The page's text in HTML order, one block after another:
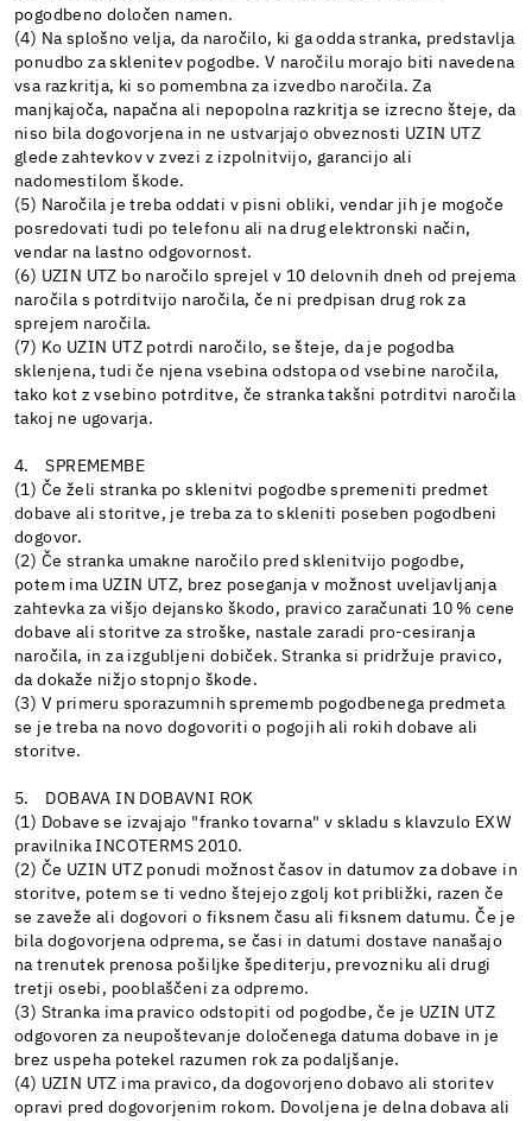
pogodbeno določen namen.
(4) Na splošno velja, da naročilo, ki ga odda stranka, predstavlja
ponudbo za sklenitev pogodbe. V naročilu morajo biti navedena
vsa razkritja, ki so pomembna za izvedbo naročila. Za
manjkajoča, napačna ali nepopolna razkritja se izrecno šteje, da
niso bila dogovorjena in ne ustvarjajo obveznosti UZIN UTZ
glede zahtevkov v zvezi z izpolnitvijo, garancijo ali
nadomestilom škode.
(5) Naročila je treba oddati v pisni obliki, vendar jih je mogoče
posredovati tudi po telefonu ali na drug elektronski način,
vendar na lastno odgovornost.
(6) UZIN UTZ bo naročilo sprejel v 10 delovnih dneh od prejema
naročila s potrditvijo naročila, če ni predpisan drug rok za
sprejem naročila.
(7) Ko UZIN UTZ potrdi naročilo, se šteje, da je pogodba
sklenjena, tudi če njena vsebina odstopa od vsebine naročila,
tako kot z vsebino potrditve, če stranka takšni potrditvi naročila
takoj ne ugovarja.
4. SPREMEMBE
(1) Če želi stranka po sklenitvi pogodbe spremeniti predmet
dobave ali storitve, je treba za to skleniti poseben pogodbeni
dogovor.
(2) Če stranka umakne naročilo pred sklenitvijo pogodbe,
potem ima UZIN UTZ, brez poseganja v možnost uveljavljanja
zahtevka za višjo dejansko škodo, pravico zaračunati 10 % cene
dobave ali storitve za stroške, nastale zaradi pro-cesiranja
naročila, in za izgubljeni dobiček. Stranka si pridržuje pravico,
da dokaže nižjo stopnjo škode.
(3) V primeru sporazumnih sprememb pogodbenega predmeta
se je treba na novo dogovoriti o pogojih ali rokih dobave ali
storitve.
5. DOBAVA IN DOBAVNI ROK
(1) Dobave se izvajajo "franko tovarna" v skladu s klavzulo EXW
pravilnika INCOTERMS 2010.
(2) Če UZIN UTZ ponudi možnost časov in datumov za dobave in
storitve, potem se ti vedno štejejo zgolj kot približki, razen če
se zaveže ali dogovori o fiksnem času ali fiksnem datumu. Če je
bila dogovorjena odprema, se časi in datumi dostave nanašajo
na trenutek prenosa pošiljke špediterju, prevozniku ali drugi
tretji osebi, pooblaščeni za odpremo.
(3) Stranka ima pravico odstopiti od pogodbe, če je UZIN UTZ
odgovoren za neupoštevanje določenega datuma dobave in je
brez uspeha potekel razumen rok za podaljšanje.
(4) UZIN UTZ ima pravico, da dogovorjeno dobavo ali storitev
opravi pred dogovorjenim rokom. Dovoljena je delna dobava ali